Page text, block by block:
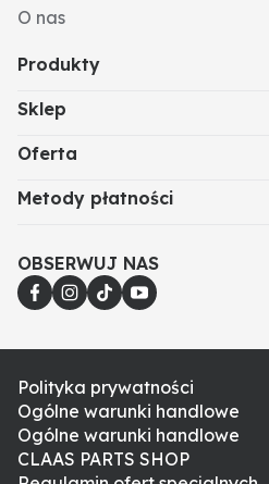
O nas
Produkty
Sklep
Oferta
Metody płatności
OBSERWUJ NAS
Polityka prywatności
Ogólne warunki handlowe
Ogólne warunki handlowe
CLAAS PARTS SHOP